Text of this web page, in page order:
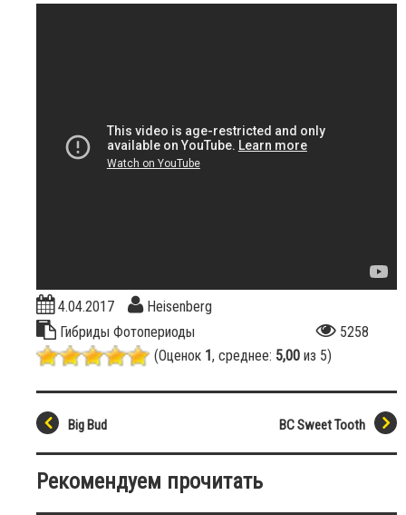
4.04.2017
Heisenberg
Гибриды Фотопериоды
5258
(Оценок 1, среднее: 5,00 из 5)
BC Sweet Tooth
Big Bud
Рекомендуем прочитать